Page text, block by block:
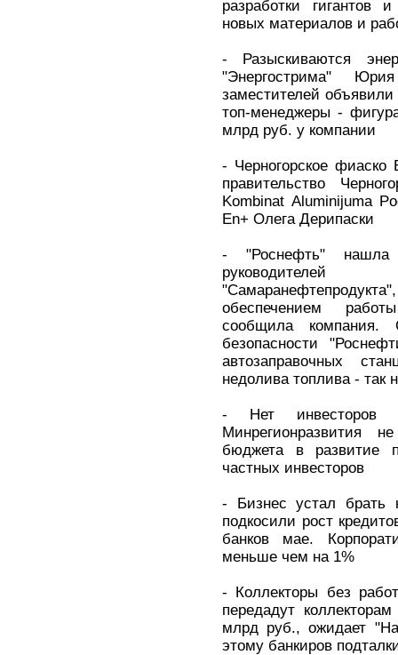
разработки гигантов
новых материалов и
- Разыскиваются
"Энергострима"
заместителей
топ-менеджеры -
млрд руб. у компании
- Черногорское
правительство
Kombinat Aluminijuma
En+ Олега Дерипаски
- "Роснефть"
обеспечением
сообщила компания.
безопасности
автозаправочных
недолива топлива - так
- Нет
Минрегионразвития
бюджета в развитие
частных инвесторов
- Бизнес устал брать
подкосили рост
банков мае.
меньше чем на 1%
- Коллекторы без
передадут
млрд руб., ожидает
этому банкиров